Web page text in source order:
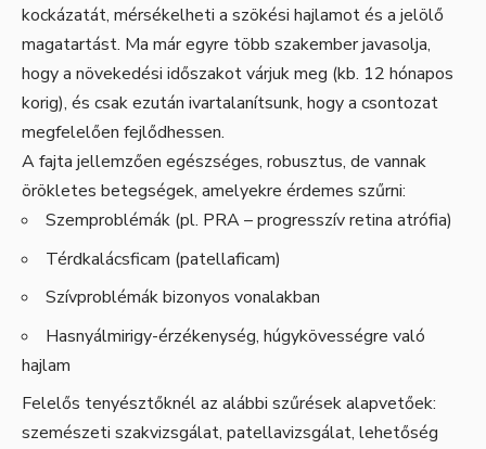
kockázatát, mérsékelheti a szökési hajlamot és a jelölő
magatartást. Ma már egyre több szakember javasolja,
hogy a növekedési időszakot várjuk meg (kb. 12 hónapos
korig), és csak ezután ivartalanítsunk, hogy a csontozat
megfelelően fejlődhessen.
A fajta jellemzően egészséges, robusztus, de vannak
örökletes betegségek, amelyekre érdemes szűrni:
Szemproblémák (pl. PRA – progresszív retina atrófia)
Térdkalácsficam (patellaficam)
Szívproblémák bizonyos vonalakban
Hasnyálmirigy-érzékenység, húgykövességre való
hajlam
Felelős tenyésztőknél az alábbi szűrések alapvetőek:
szemészeti szakvizsgálat, patellavizsgálat, lehetőség